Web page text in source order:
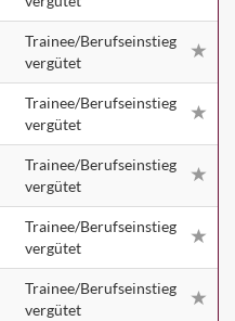
Trainee/Berufseinstieg
vergütet
Trainee/Berufseinstieg
vergütet
Trainee/Berufseinstieg
vergütet
Trainee/Berufseinstieg
vergütet
Trainee/Berufseinstieg
vergütet